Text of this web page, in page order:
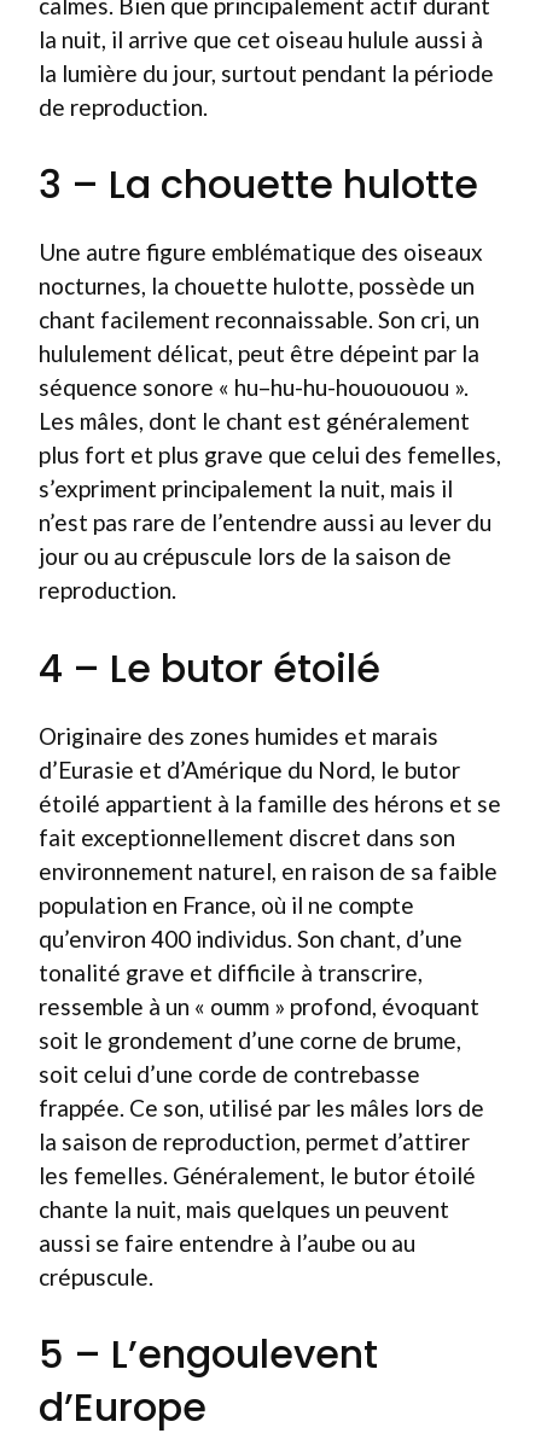
la nuit, il arrive que cet oiseau hulule aussi à
la lumière du jour, surtout pendant la période
de reproduction.
3 – La chouette hulotte
Une autre figure emblématique des oiseaux
nocturnes, la chouette hulotte, possède un
chant facilement reconnaissable. Son cri, un
hululement délicat, peut être dépeint par la
séquence sonore « hu–hu-hu-houououou ».
Les mâles, dont le chant est généralement
plus fort et plus grave que celui des femelles,
s’expriment principalement la nuit, mais il
n’est pas rare de l’entendre aussi au lever du
jour ou au crépuscule lors de la saison de
reproduction.
4 – Le butor étoilé
Originaire des zones humides et marais
d’Eurasie et d’Amérique du Nord, le butor
étoilé appartient à la famille des hérons et se
fait exceptionnellement discret dans son
environnement naturel, en raison de sa faible
population en France, où il ne compte
qu’environ 400 individus. Son chant, d’une
tonalité grave et difficile à transcrire,
ressemble à un « oumm » profond, évoquant
soit le grondement d’une corne de brume,
soit celui d’une corde de contrebasse
frappée. Ce son, utilisé par les mâles lors de
la saison de reproduction, permet d’attirer
les femelles. Généralement, le butor étoilé
chante la nuit, mais quelques un peuvent
aussi se faire entendre à l’aube ou au
crépuscule.
5 – L’engoulevent
d’Europe